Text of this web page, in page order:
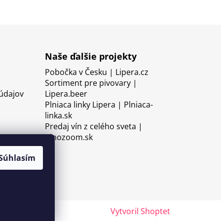
Naše ďalšie projekty
Pobočka v Česku | Lipera.cz
Sortiment pre pivovary |
Lipera.beer
Plniaca linky Lipera | Plniaca-
linka.sk
Predaj vín z celého sveta |
Vinozoom.sk
Vytvoril Shoptet